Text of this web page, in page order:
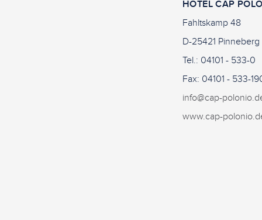
HOTEL CAP
Fahltskamp 48
D-25421 Pinneberg
Tel.: 04101 - 533-0
Fax: 04101 - 533-
info@cap-
www.cap-